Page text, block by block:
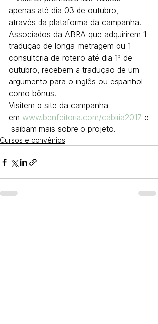
apenas até dia 03 de outubro,
através da plataforma da campanha.
Associados da ABRA que adquirirem 1
tradução de longa-metragem ou 1
consultoria de roteiro até dia 1º de
outubro, recebem a tradução de um
argumento para o inglês ou espanhol
como bônus.
Visitem o site da campanha
em www.benfeitoria.com/cabiria2017 e
saibam mais sobre o projeto.
Cursos e convênios